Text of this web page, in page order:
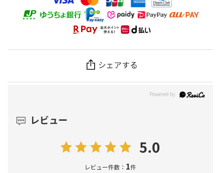
シェアする
レビュー
5.0
レビュー件数： 1件